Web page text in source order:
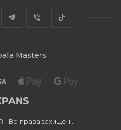
Masters
- Всі права захищені.